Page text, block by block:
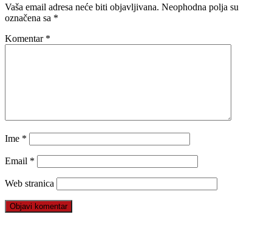
Vaša email adresa neće biti objavljivana. Neophodna polja su
označena sa *
Komentar *
Ime *
Email *
Web stranica